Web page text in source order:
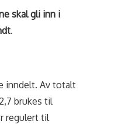
skal gli inn i
.
inndelt. Av totalt
brukes til
regulert til